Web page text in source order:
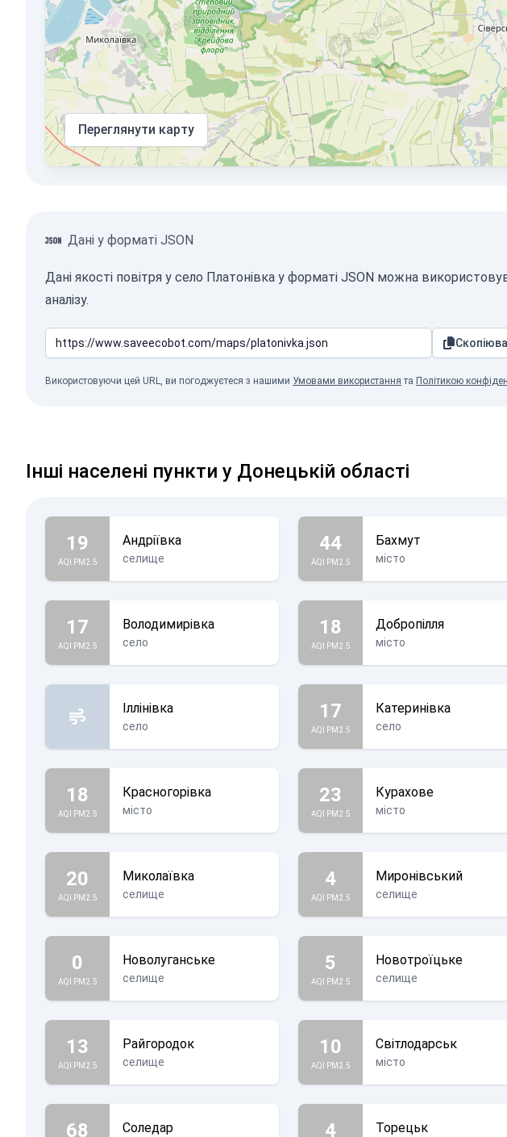
Переглянути карту
Дані у форматі JSON
Дані якості повітря у село Платонівка у форматі JSON можна
аналізу.
Використовуючи цей URL, ви погоджуєтеся з нашими Умовами використання та Політикою
Інші населені пункти у Донецькій області
19
AQI PM2.5
Андріївка
селище
44
AQI PM2.5
Бахмут
місто
17
AQI PM2.5
Володимирівка
село
18
AQI PM2.5
Добропілля
місто
Іллінівка
село
17
AQI PM2.5
Катеринівка
село
18
AQI PM2.5
Красногорівка
місто
23
AQI PM2.5
Курахове
місто
20
AQI PM2.5
Миколаївка
селище
4
AQI PM2.5
Миронівський
селище
0
AQI PM2.5
Новолуганське
селище
5
AQI PM2.5
Новотроїцьке
селище
13
AQI PM2.5
Райгородок
селище
10
AQI PM2.5
Світлодарськ
місто
68 Соледар 4 Торецьк